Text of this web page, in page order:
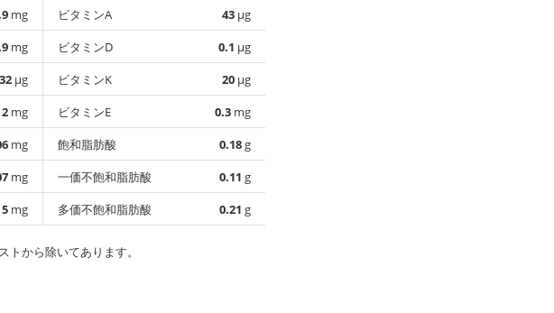
mg
mg
32 µg
2 mg
mg
mg
5 mg
ビタミンA
43 µg
ビタミンD
0.1 µg
ビタミンK
20 µg
ビタミンE
0.3 mg
飽和脂肪酸
0.18g
一価不飽和脂肪酸
0.11 g
多価不飽和脂肪酸
0.21 g
から除いてあります。